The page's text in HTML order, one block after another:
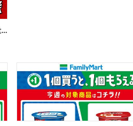
【おトク】お値段そのまま!45%増量作戦!